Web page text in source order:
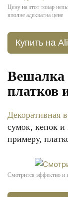
Цену на этот товар
вполне адекватна цене
Купить на
Вешалка
платков
Декоративная
сумок, кепок и
примеру,
Смотрится эффектно и